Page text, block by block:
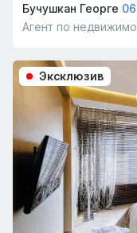
Бучушкан Георге
Агент по
Эксклюзив